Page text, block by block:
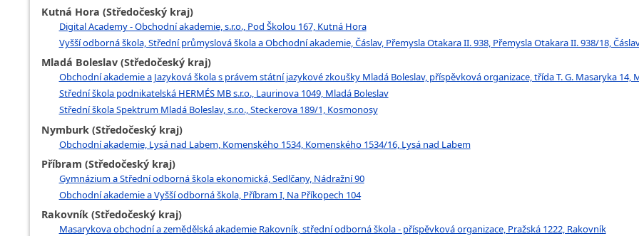
Kutná Hora (Středočeský kraj)
Digital Academy - Obchodní akademie, s.r.o., Pod Školou 167, Kutná Hora
Vyšší odborná škola, Střední průmyslová škola a Obchodní akademie, Čáslav, Přemysla Otakara II. 938, Přemysla Otakara II. 938/18,
Mladá Boleslav (Středočeský kraj)
Obchodní akademie a Jazyková škola s právem státní jazykové zkoušky Mladá Boleslav, příspěvková organizace, třída T. G. Masaryka 14,
Střední škola podnikatelská HERMÉS MB s.r.o., Laurinova 1049, Mladá Boleslav
Střední škola Spektrum Mladá Boleslav, s.r.o., Steckerova 189/1, Kosmonosy
Nymburk (Středočeský kraj)
Obchodní akademie, Lysá nad Labem, Komenského 1534, Komenského 1534/16, Lysá nad Labem
Příbram (Středočeský kraj)
Gymnázium a Střední odborná škola ekonomická, Sedlčany, Nádražní 90
Obchodní akademie a Vyšší odborná škola, Příbram I, Na Příkopech 104
Rakovník (Středočeský kraj)
Masarykova obchodní a zemědělská akademie Rakovník, střední odborná škola - příspěvková organizace, Pražská 1222, Rakovník